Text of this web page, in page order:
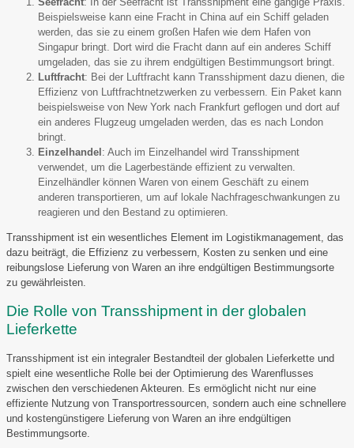
Beispielsweise kann eine Fracht in China auf ein Schiff geladen
werden, das sie zu einem großen Hafen wie dem Hafen von
Singapur bringt. Dort wird die Fracht dann auf ein anderes Schiff
umgeladen, das sie zu ihrem endgültigen Bestimmungsort bringt.
Luftfracht: Bei der Luftfracht kann Transshipment dazu dienen, die
Effizienz von Luftfrachtnetzwerken zu verbessern. Ein Paket kann
beispielsweise von New York nach Frankfurt geflogen und dort auf
ein anderes Flugzeug umgeladen werden, das es nach London
bringt.
Einzelhandel: Auch im Einzelhandel wird Transshipment
verwendet, um die Lagerbestände effizient zu verwalten.
Einzelhändler können Waren von einem Geschäft zu einem
anderen transportieren, um auf lokale Nachfrageschwankungen zu
reagieren und den Bestand zu optimieren.
Transshipment ist ein wesentliches Element im Logistikmanagement, das
dazu beiträgt, die Effizienz zu verbessern, Kosten zu senken und eine
reibungslose Lieferung von Waren an ihre endgültigen Bestimmungsorte
zu gewährleisten.
Die Rolle von Transshipment in der globalen
Lieferkette
Transshipment ist ein integraler Bestandteil der globalen Lieferkette und
spielt eine wesentliche Rolle bei der Optimierung des Warenflusses
zwischen den verschiedenen Akteuren. Es ermöglicht nicht nur eine
effiziente Nutzung von Transportressourcen, sondern auch eine schnellere
und kostengünstigere Lieferung von Waren an ihre endgültigen
Bestimmungsorte.